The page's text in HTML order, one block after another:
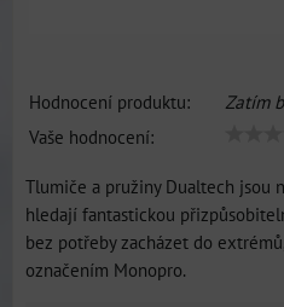
Hodnocení produktu:
Zatím
Vaše hodnocení:
Tlumiče a pružiny Dualtech jsou
hledají fantastickou
bez potřeby zacházet do
označením Monopro.